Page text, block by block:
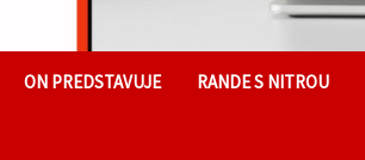
ON PREDSTAVUJE RANDE S NITROU